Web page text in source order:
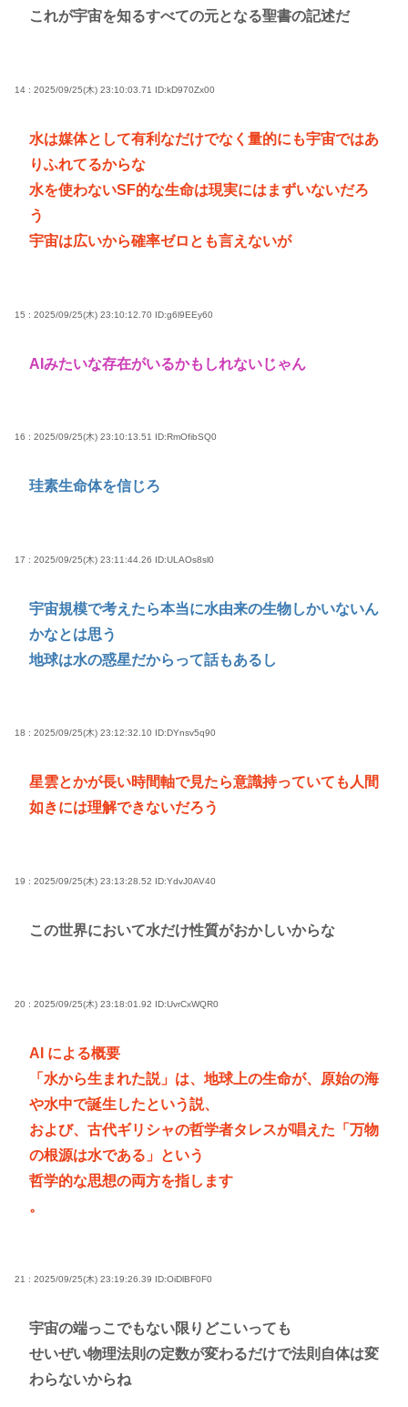
これが宇宙を知るすべての元となる聖書の記述だ
14 : 2025/09/25(木) 23:10:03.71 ID:kD970Zx00
水は媒体として有利なだけでなく量的にも宇宙ではあ
りふれてるからな
水を使わないSF的な生命は現実にはまずいないだろ
う
宇宙は広いから確率ゼロとも言えないが
15 : 2025/09/25(木) 23:10:12.70 ID:g6l9EEy60
AIみたいな存在がいるかもしれないじゃん
16 : 2025/09/25(木) 23:10:13.51 ID:RmOfibSQ0
珪素生命体を信じろ
17 : 2025/09/25(木) 23:11:44.26 ID:ULAOs8sl0
宇宙規模で考えたら本当に水由来の生物しかいないん
かなとは思う
地球は水の惑星だからって話もあるし
18 : 2025/09/25(木) 23:12:32.10 ID:DYnsv5q90
星雲とかが長い時間軸で見たら意識持っていても人間
如きには理解できないだろう
19 : 2025/09/25(木) 23:13:28.52 ID:YdvJ0AV40
この世界において水だけ性質がおかしいからな
20 : 2025/09/25(木) 23:18:01.92 ID:UvrCxWQR0
AI による概要
「水から生まれた説」は、地球上の生命が、原始の海
や水中で誕生したという説、
および、古代ギリシャの哲学者タレスが唱えた「万物
の根源は水である」という
哲学的な思想の両方を指します
。
21 : 2025/09/25(木) 23:19:26.39 ID:OiDlBF0F0
宇宙の端っこでもない限りどこいっても
せいぜい物理法則の定数が変わるだけで法則自体は変
わらないからね